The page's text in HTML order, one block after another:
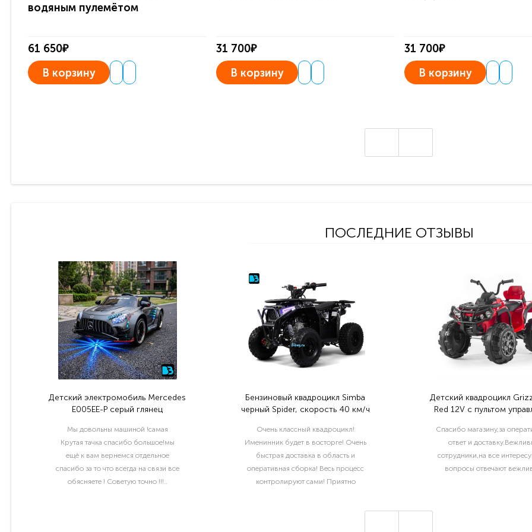
водяным пулемётом
61 650₽
В корзину
31 700₽
В корзину
31 700₽
В корзину
ПОСЛЕДНИЕ ОТЗЫВЫ
Детский электромобиль Mercedes
E005EE-P серый глянец
Мы довольны машиной !самая
Крутая тачка спасибо большое!мы
ещё к вам вернемся отдельное
спасибо за то что всегда на связи все
обясняете ! Советую точно !!!..
Бензиновый квадроцикл Simba
черный Spider, скорость 40 км/ч
Очень классный квадроцикл!
Именинник будет в восторге! Очень
быстрая доставка в область и
оперативная сборка! Весь процесс
контролируют сами! Приятно
Детский квадроцикл
Red 12V с пультом
Спасибо магазину,за
ответ и
сотрудники,на все
вопросы отвечают